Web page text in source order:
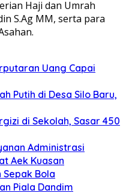
Haji dan Umrah
S.Ag MM, serta para
Uang Capai
Putih di Desa Silo Baru,
di Sekolah, Sasar 450
Administrasi
Aek Kuasan
Sepak Bola
Piala Dandim